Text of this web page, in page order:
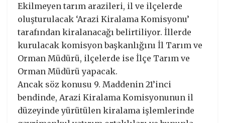
Ekilmeyen tarım arazileri, il ve ilçelerde
oluşturulacak ‘Arazi Kiralama Komisyonu’
tarafından kiralanacağı belirtiliyor. İllerde
kurulacak komisyon başkanlığını İl Tarım ve
Orman Müdürü, ilçelerde ise İlçe Tarım ve
Orman Müdürü yapacak.
Ancak söz konusu 9. Maddenin 21’inci
bendinde, Arazi Kiralama Komisyonunun il
düzeyinde yürütülen kiralama işlemlerinde